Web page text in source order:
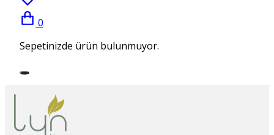
0
Sepetinizde ürün bulunmuyor.